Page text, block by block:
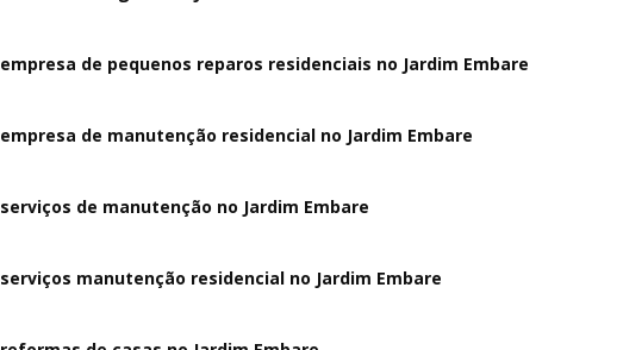
empresa de pequenos reparos residenciais no Jardim Embare
empresa de manutenção residencial no Jardim Embare
serviços de manutenção no Jardim Embare
serviços manutenção residencial no Jardim Embare